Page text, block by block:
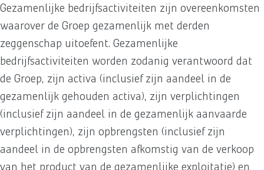
Gezamenlijke bedrijfsactiviteiten zijn overeenkomsten
waarover de Groep gezamenlijk met derden
zeggenschap uitoefent. Gezamenlijke
bedrijfsactiviteiten worden zodanig verantwoord dat
de Groep, zijn activa (inclusief zijn aandeel in de
gezamenlijk gehouden activa), zijn verplichtingen
(inclusief zijn aandeel in de gezamenlijk aanvaarde
verplichtingen), zijn opbrengsten (inclusief zijn
aandeel in de opbrengsten afkomstig van de verkoop
van het product van de gezamenlijke exploitatie) en